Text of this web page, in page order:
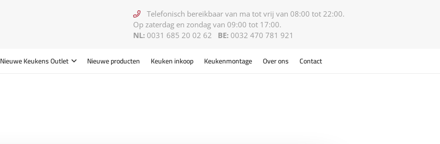
Telefonisch bereikbaar van ma tot vrij van 08:00 tot 22:00.
Op zaterdag en zondag van 09:00 tot 17:00.
NL: 0031 685 20 02 62 BE: 0032 470 781 921
Nieuwe KeukensOutlet Nieuwe producten Keuken inkoop Keukenmontage Over ons Contact